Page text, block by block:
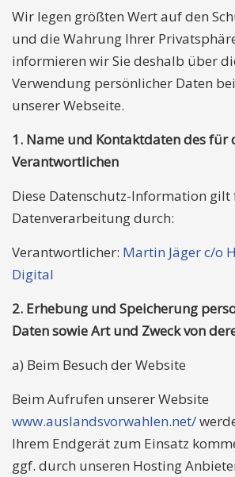
Wir legen größten Wert auf den
und die Wahrung Ihrer
informieren wir Sie deshalb über
Verwendung persönlicher Daten
unserer Webseite.
1. Name und Kontaktdaten des für
Verantwortlichen
Diese Datenschutz-Information gilt
Datenverarbeitung durch:
Verantwortlicher: Martin Jäger c/o
Digital
2. Erhebung und Speicherung
Daten sowie Art und Zweck von
a) Beim Besuch der Website
Beim Aufrufen unserer Website
www.auslandsvorwahlen.net/
Ihrem Endgerät zum Einsatz
ggf. durch unseren Hosting